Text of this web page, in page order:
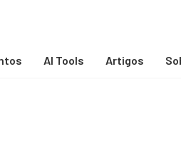
AI Tools Artigos